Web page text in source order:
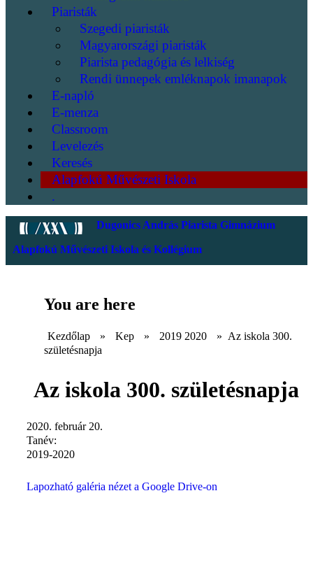
Piaristák
Szegedi piaristák
Magyarországi piaristák
Piarista pedagógia és lelkiség
Rendi ünnepek emléknapok imanapok
E-napló
E-menza
Classroom
Levelezés
Keresés
Alapfokú Művészeti Iskola
.
Dugonics András Piarista Gimnázium
Alapfokú Művészeti Iskola és Kollégium
You are here
Kezdőlap » Kep » 2019 2020 » Az iskola 300.
születésnapja
Az iskola 300. születésnapja
2020. február 20.
Tanév:
2019-2020
Lapozható galéria nézet a Google Drive-on